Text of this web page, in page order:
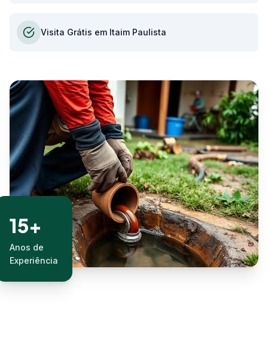
Visita Grátis em Itaim Paulista
15+
Anos de
Experiência